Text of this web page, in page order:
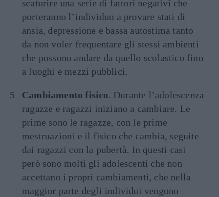
scaturire una serie di fattori negativi che
porteranno l’individuo a provare stati di
ansia, depressione e bassa autostima tanto
da non voler frequentare gli stessi ambienti
che possono andare da quello scolastico fino
a luoghi e mezzi pubblici.
Cambiamento fisico. Durante l’adolescenza
ragazze e ragazzi iniziano a cambiare. Le
prime sono le ragazze, con le prime
mestruazioni e il fisico che cambia, seguite
dai ragazzi con la pubertà. In questi casi
però sono molti gli adolescenti che non
accettano i propri cambiamenti, che nella
maggior parte degli individui vengono